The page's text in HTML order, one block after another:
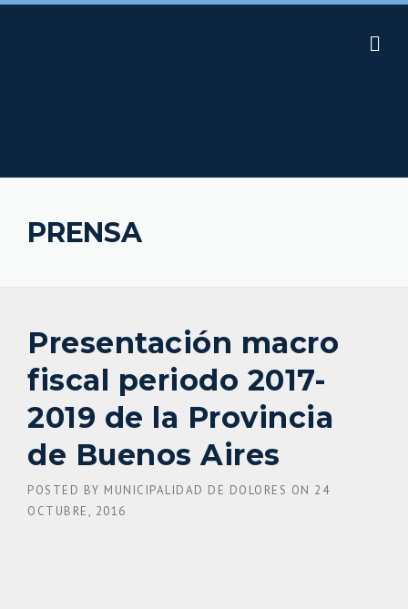
Skip
PRENSA
Presentación macro
fiscal periodo 2017-
2019 de la Provincia
de Buenos Aires
POSTED BY MUNICIPALIDAD DE DOLORES ON 24
OCTUBRE, 2016